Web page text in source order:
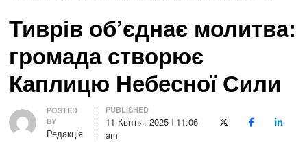
Тиврів об’єднає молитва:
громада створює
Каплицю Небесної Сили
Author
POSTED
BY
Редакція
PUBLISHED
11 Квітня, 2025
11:06
am
X (Twitter)Facebook